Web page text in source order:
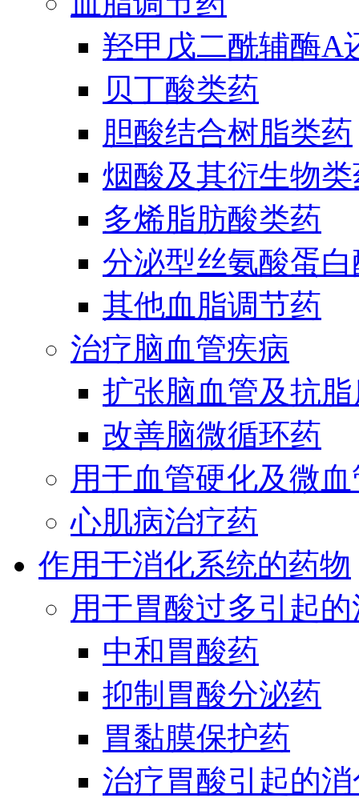
羟甲戊二酰辅酶A
贝丁酸类药
胆酸结合树脂类药
烟酸及其衍生物
多烯脂肪酸类药
分泌型丝氨酸蛋
其他血脂调节药
治疗脑血管疾病
扩张脑血管及抗
改善脑微循环药
用于血管硬化及微
心肌病治疗药
作用于消化系统的药物
用于胃酸过多引起
中和胃酸药
抑制胃酸分泌药
胃黏膜保护药
治疗胃酸引起的